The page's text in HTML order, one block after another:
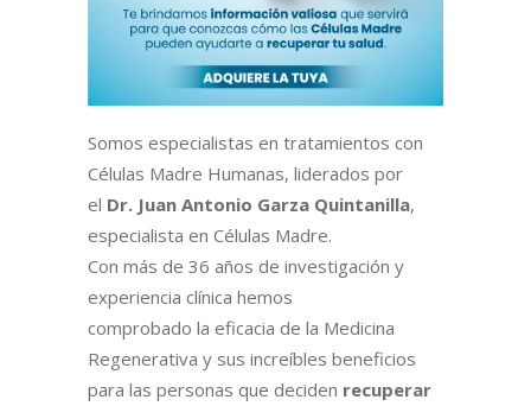
Somos especialistas en tratamientos con
Células Madre Humanas, liderados por
el Dr. Juan Antonio Garza Quintanilla,
especialista en Células Madre.
Con más de 36 años de investigación y
experiencia clínica hemos
comprobado la eficacia de la Medicina
Regenerativa y sus increíbles beneficios
para las personas que deciden recuperar